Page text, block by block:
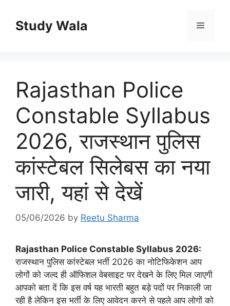
contentStudy Wala Menu
Rajasthan Police
Constable Syllabus
2026, राजस्थान पुलिस
कांस्टेबल सिलेबस का नया
जारी, यहां से देखें
05/06/2026 by Reetu Sharma
Rajasthan Police Constable Syllabus 2026:
राजस्थान पुलिस कांस्टेबल भर्ती 2026 का नोटिफिकेशन आप
लोगों को जल्द ही ऑफिशल वेबसाइट पर देखने के लिए मिल जाएगी
आपको बता दें कि इस वर्ष यह भारती बहुत बड़े पदों पर निकाली जा
रही है लेकिन इस भर्ती के लिए आवेदन करने से पहले आप लोगों को